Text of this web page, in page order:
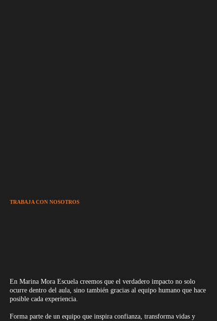
TRABAJA CON NOSOTROS
En Marina Mora Escuela creemos que el verdadero impacto no solo
ocurre dentro del aula, sino también gracias al equipo humano que hace
posible cada experiencia.
Forma parte de un equipo que inspira confianza, transforma vidas y